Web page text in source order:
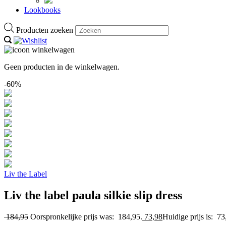
Lookbooks
Producten zoeken
Geen producten in de winkelwagen.
-60%
Liv the Label
Liv the label paula silkie slip dress
184,95 Oorspronkelijke prijs was: 184,95. 73,98Huidige prijs is: